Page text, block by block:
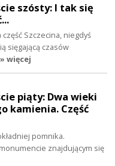
szósty: I tak się
Szczecina, niegdyś
sięgającą czasów
» więcej
piąty: Dwa wieki
kamienia. Część
pomnika.
znajdującym się